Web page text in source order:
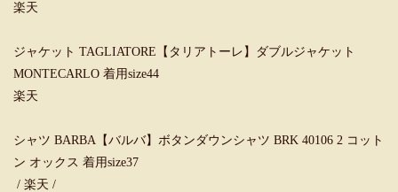
楽天
ジャケット TAGLIATORE【タリアトーレ】ダブルジャケット
MONTECARLO 着用size44
楽天
シャツ BARBA【バルバ】ボタンダウンシャツ BRK 40106 2 コット
ン オックス 着用size37
/ 楽天 /